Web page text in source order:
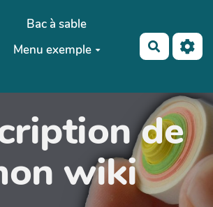
principal
Bac à sable
Menu exemple
de
wiki